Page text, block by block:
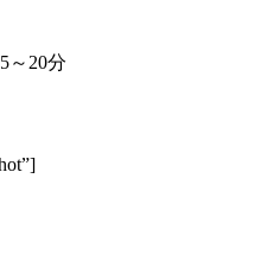
～20分